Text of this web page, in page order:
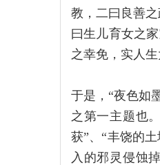
教，二曰良善
曰生儿育女之
之幸免，实人生
于是，“夜色如
之第一主题也
获”、“丰饶的
入的邪灵侵蚀